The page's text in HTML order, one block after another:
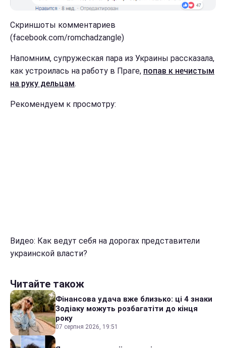
Скриншоты комментариев
(facebook.com/romchadzangle)
Напомним, супружеская пара из Украины рассказала,
как устроилась на работу в Праге, попав к нечистым
на руку дельцам.
Рекомендуем к просмотру:
Видео: Как ведут себя на дорогах представители
украинской власти?
Читайте також
Фінансова удача вже близько: ці 4 знаки
Зодіаку можуть розбагатіти до кінця
року
07 серпня 2026, 19:51